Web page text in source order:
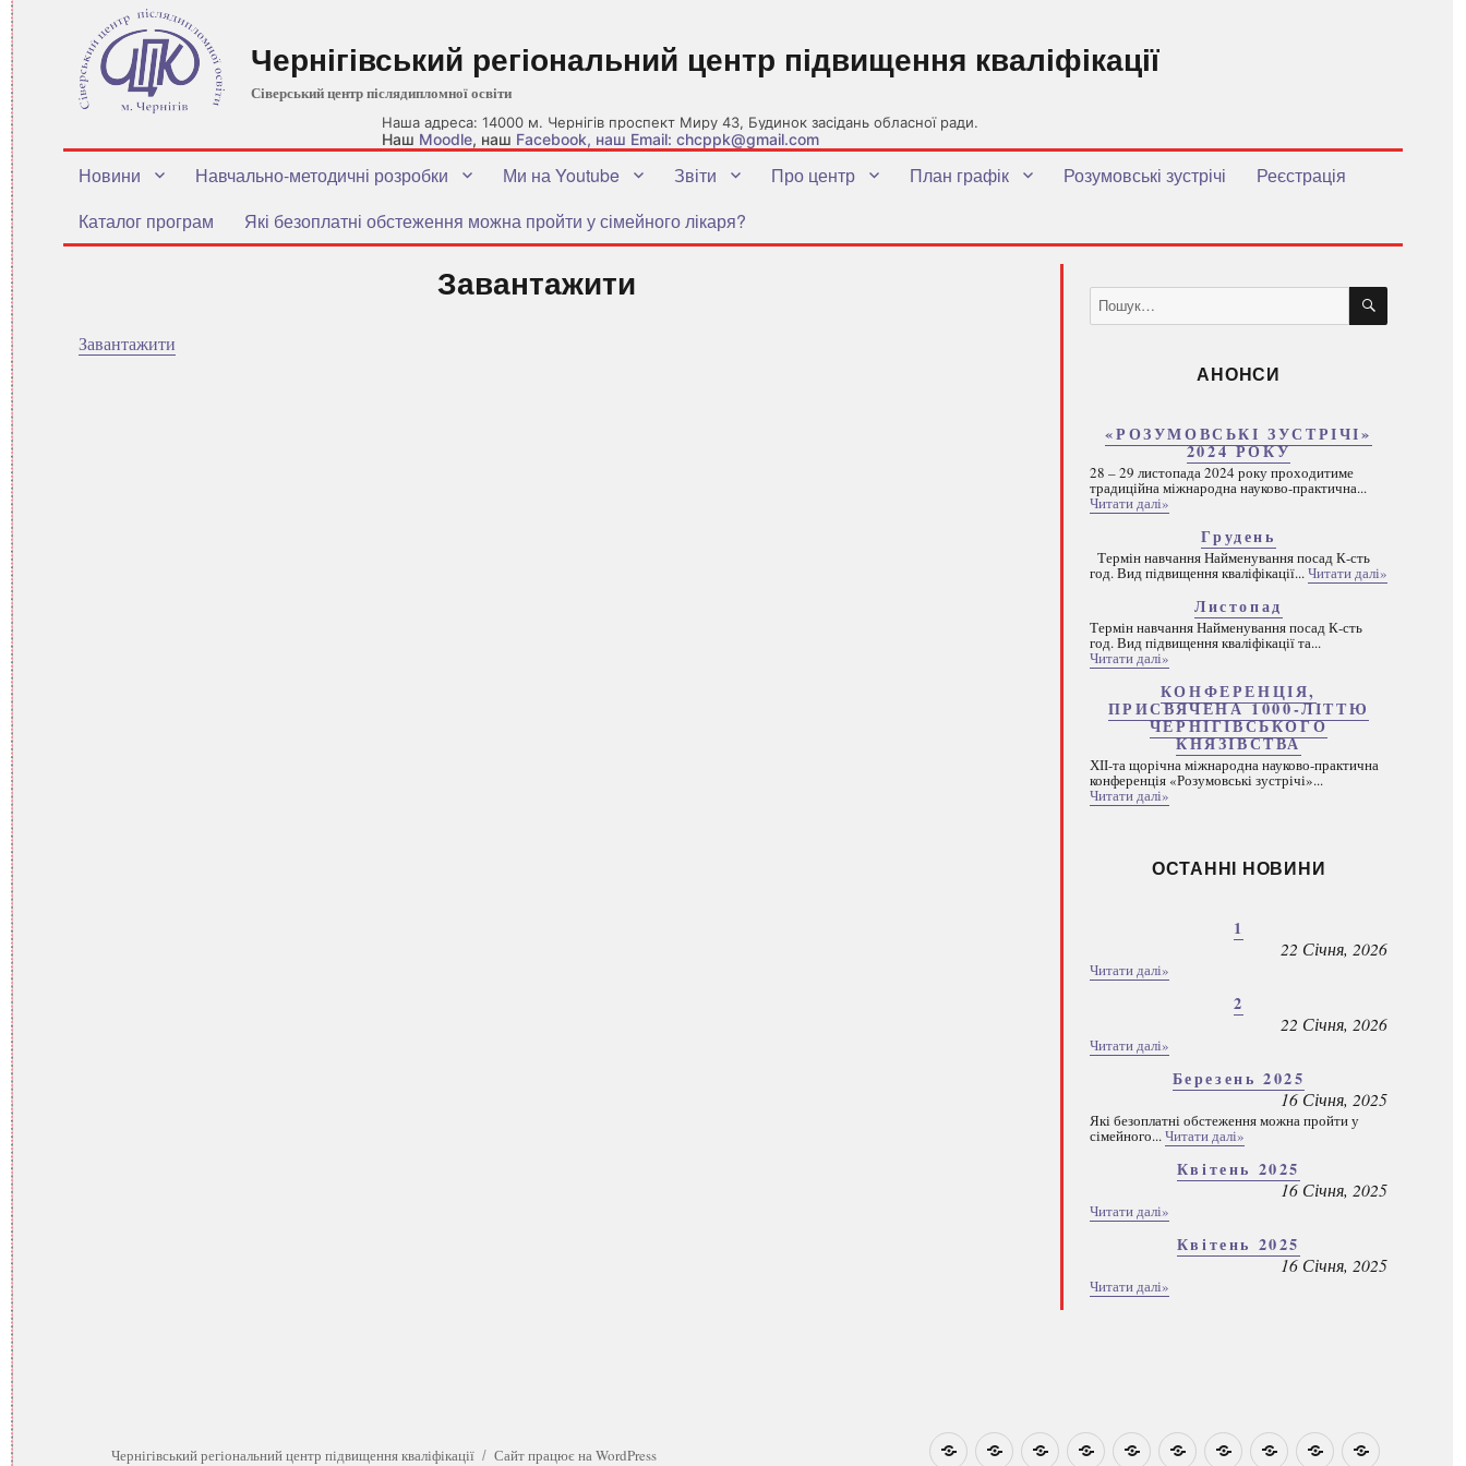
Наша адреса: 14000 м. Чернігів проспект Миру 43, Будинок засідань обласної ради.
Наш Moodle, наш Facebook, наш Email: chcppk@gmail.com
Чернігівський регіональний центр підвищення кваліфікації
Сіверський центр післядипломної освіти
Новини Навчально-методичні розробки Ми на Youtube Звіти Про центр План графік Розумовські зустрічі
Реєстрація
Каталог програм
Які безоплатні обстеження можна пройти у сімейного лікаря?
Завантажити
Завантажити
Пошук
за
ШУКАТИ
АНОНСИ
«РОЗУМОВСЬКІ ЗУСТРІЧІ»
2024 РОКУ
28 – 29 листопада 2024 року проходитиме
традиційна міжнародна науково-практична...
Читати далі»
Грудень
Термін навчання Найменування посад К-сть
год. Вид підвищення кваліфікації...Читати далі»
Листопад
Термін навчання Найменування посад К-сть
год. Вид підвищення кваліфікації та...
Читати далі»
КОНФЕРЕНЦІЯ,
ПРИСВЯЧЕНА 1000-ЛІТТЮ
ЧЕРНІГІВСЬКОГО
КНЯЗІВСТВА
ХІІ-та щорічна міжнародна науково-практична
конференція «Розумовські зустрічі»...
Читати далі»
ОСТАННІ НОВИНИ
1
22 Січня, 2026
Читати далі»
2
22 Січня, 2026
Читати далі»
Березень 2025
16 Січня, 2025
Які безоплатні обстеження можна пройти у
сімейного...Читати далі»
Квітень 2025
16 Січня, 2025
Читати далі»
Квітень 2025
16 Січня, 2025
Читати далі»
НовиниНавчально-
Ми
Звіти Про
План Розумовські
Реєстрація
КаталогЯкі
Чернігівський регіональний центр підвищення кваліфікації Сайт працює на WordPress